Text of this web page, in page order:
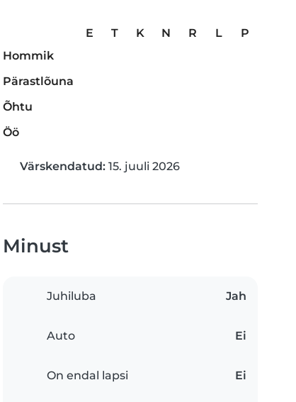
E T K N R L
P
Hommik
Pärastlõuna
Õhtu
Öö
Värskendatud: 15. juuli 2026
Minust
Juhiluba Jah
Auto Ei
On endal lapsi Ei